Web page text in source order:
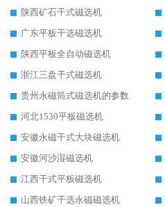
陕西矿石干式磁选机
广东平板干选磁选机
陕西平板全自动磁选机
浙江三盘干式磁选机
贵州永磁筒式磁选机的参数
河北1530平板磁选机
安徽永磁干式大块磁选机
安徽河沙湿磁选机
江西干式平板磁选机
山西铁矿干选永磁磁选机